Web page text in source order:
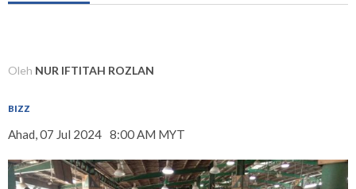
Oleh NUR IFTITAH ROZLAN
BIZZ
Ahad, 07 Jul 2024 8:00 AM MYT